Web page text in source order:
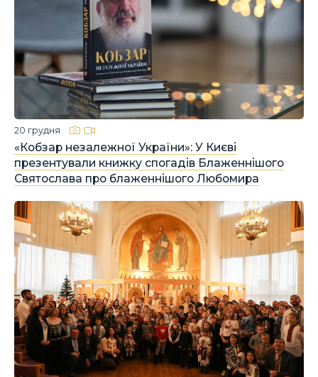
«Кобзар незалежної України»: У Києві
презентували книжку спогадів Блаженнішого
Святослава про блаженнішого Любомира
20 грудня